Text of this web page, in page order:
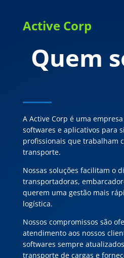
Active Corp
Quem
A Active Corp é uma
softwares e aplicativos para
profissionais que trabalham
transporte.
Nossas soluções facilitam o
transportadoras,
querem uma gestão mais
logística.
Nossos compromissos são
atendimento aos nossos
softwares sempre
transporte de cargas e